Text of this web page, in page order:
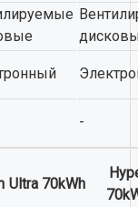
-
Ultra 70kWh